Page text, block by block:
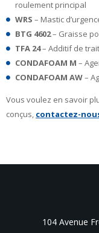
roulement principal
WRS – Mastic
BTG 4602– Graisse
TFA 24– Additif de
CONDAFOAM M –
CONDAFOAM AW–
Vous voulez en savoir
conçus, contactez-
104 Avenue